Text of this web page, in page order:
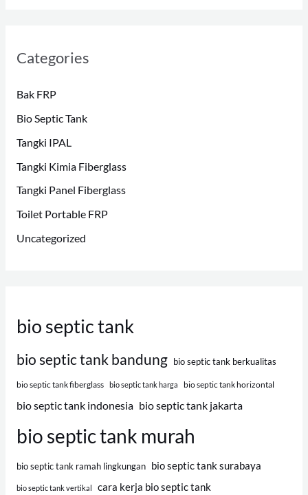
Categories
Bak FRP
Bio Septic Tank
Tangki IPAL
Tangki Kimia Fiberglass
Tangki Panel Fiberglass
Toilet Portable FRP
Uncategorized
bio septic tank
bio septic tank bandung bio septic tank berkualitas
bio septic tank fiberglass bio septic tank harga bio septic tank horizontal
bio septic tank indonesia bio septic tank jakarta
bio septic tank murah
bio septic tank ramah lingkungan bio septic tank surabaya
bio septic tank vertikal cara kerja bio septic tank